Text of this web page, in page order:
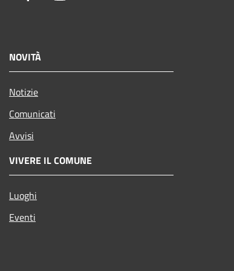
NOVITÀ
Notizie
Comunicati
Avvisi
VIVERE IL COMUNE
Luoghi
Eventi